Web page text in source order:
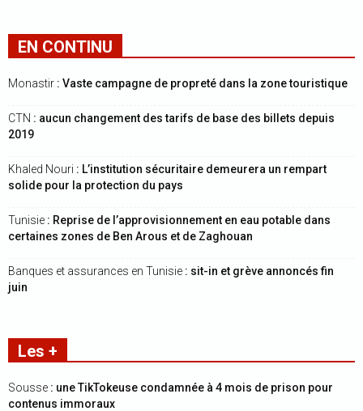
EN CONTINU
Monastir : Vaste campagne de propreté dans la zone touristique
CTN : aucun changement des tarifs de base des billets depuis
2019
Khaled Nouri : L’institution sécuritaire demeurera un rempart
solide pour la protection du pays
Tunisie : Reprise de l’approvisionnement en eau potable dans
certaines zones de Ben Arous et de Zaghouan
Banques et assurances en Tunisie : sit-in et grève annoncés fin
juin
Les +
Sousse : une TikTokeuse condamnée à 4 mois de prison pour
contenus immoraux